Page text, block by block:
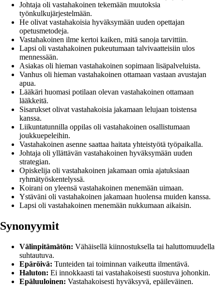
Johtaja oli vastahakoinen tekemään muutoksia
työnkulkujärjestelmään.
He olivat vastahakoisia hyväksymään uuden opettajan
opetusmetodeja.
Vastahakoinen ilme kertoi kaiken, mitä sanoja tarvittiin.
Lapsi oli vastahakoinen pukeutumaan talvivaatteisiin ulos
mennessään.
Asiakas oli hieman vastahakoinen sopimaan lisäpalveluista.
Vanhus oli hieman vastahakoinen ottamaan vastaan avustajan
apua.
Lääkäri huomasi potilaan olevan vastahakoinen ottamaan
lääkkeitä.
Sisarukset olivat vastahakoisia jakamaan lelujaan toistensa
kanssa.
Liikuntatunnilla oppilas oli vastahakoinen osallistumaan
joukkuepeleihin.
Vastahakoinen asenne saattaa haitata yhteistyötä työpaikalla.
Johtaja oli yllättävän vastahakoinen hyväksymään uuden
strategian.
Opiskelija oli vastahakoinen jakamaan omia ajatuksiaan
ryhmätyöskentelyssä.
Koirani on yleensä vastahakoinen menemään uimaan.
Ystäväni oli vastahakoinen jakamaan huolensa muiden kanssa.
Lapsi oli vastahakoinen menemään nukkumaan aikaisin.
Synonyymit
Välinpitämätön: Vähäisellä kiinnostuksella tai haluttomuudella
suhtautuva.
Epäröivä: Tunteiden tai toiminnan vaikeutta ilmentävä.
Haluton: Ei innokkaasti tai vastahakoisesti suostuva johonkin.
Epäluuloinen: Vastahakoisesti hyväksyvä, epäileväinen.